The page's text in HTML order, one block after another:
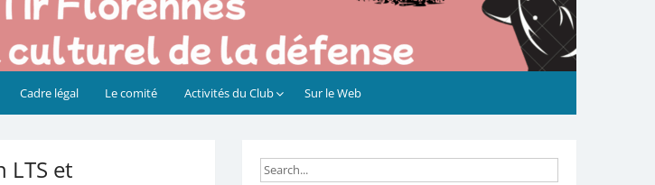
Cadre légal Le comité Activités du Club Sur le Web
LTS et